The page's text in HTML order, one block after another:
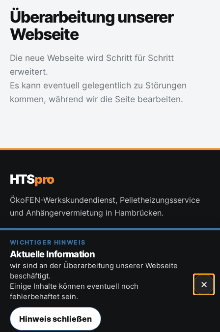
Überarbeitung unserer
Webseite
Die neue Webseite wird Schritt für Schritt
erweitert.
Es kann eventuell gelegentlich zu Störungen
kommen, während wir die Seite bearbeiten.
HTSpro
ÖkoFEN-Werkskundendienst, Pelletheizungsservice
und Anhängervermietung in Hambrücken.
0171 190109
info@alexanderpro.de
© 2026 Haustechnikservice Alexander Prochnow
Impressum Datenschutz
WICHTIGER HINWEIS
Aktuelle Information
wir sind an der Überarbeitung unserer Webseite
beschäftigt.
Einige Inhalte können eventuell noch
fehlerbehaftet sein.
Hinweis schließen
×